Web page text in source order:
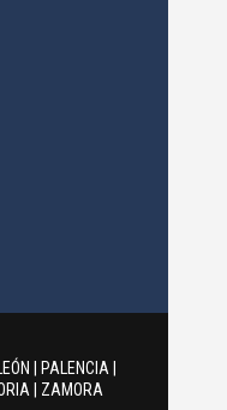
LEÓN PALENCIA
ZAMORA